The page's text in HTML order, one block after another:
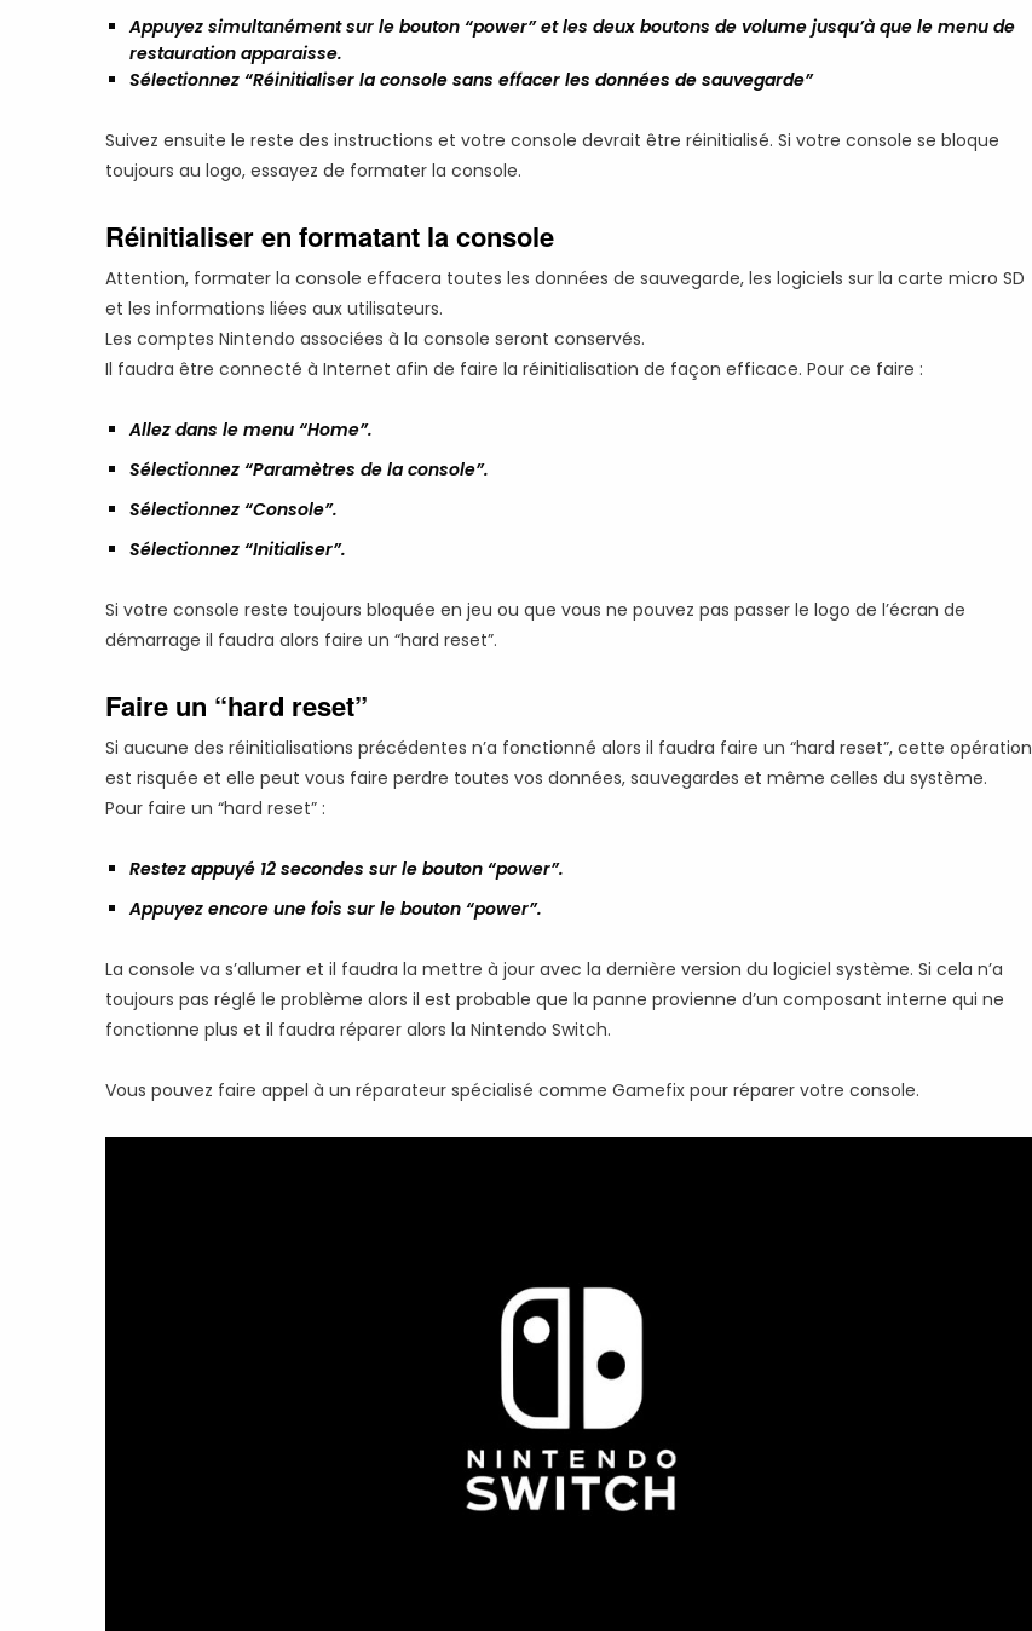
Appuyez simultanément sur le bouton “power” et les deux boutons de volume jusqu’à que le menu de
restauration apparaisse.
Sélectionnez “Réinitialiser la console sans effacer les données de sauvegarde”
Suivez ensuite le reste des instructions et votre console devrait être réinitialisé. Si votre console se bloque
toujours au logo, essayez de formater la console.
Réinitialiser en formatant la console
Attention, formater la console effacera toutes les données de sauvegarde, les logiciels sur la carte micro SD
et les informations liées aux utilisateurs.
Les comptes Nintendo associées à la console seront conservés.
Il faudra être connecté à Internet afin de faire la réinitialisation de façon efficace. Pour ce faire :
Allez dans le menu “Home”.
Sélectionnez “Paramètres de la console”.
Sélectionnez “Console”.
Sélectionnez “Initialiser”.
Si votre console reste toujours bloquée en jeu ou que vous ne pouvez pas passer le logo de l’écran de
démarrage il faudra alors faire un “hard reset”.
Faire un “hard reset”
Si aucune des réinitialisations précédentes n’a fonctionné alors il faudra faire un “hard reset”, cette opération
est risquée et elle peut vous faire perdre toutes vos données, sauvegardes et même celles du système.
Pour faire un “hard reset” :
Restez appuyé 12 secondes sur le bouton “power”.
Appuyez encore une fois sur le bouton “power”.
La console va s’allumer et il faudra la mettre à jour avec la dernière version du logiciel système. Si cela n’a
toujours pas réglé le problème alors il est probable que la panne provienne d’un composant interne qui ne
fonctionne plus et il faudra réparer alors la Nintendo Switch.
Vous pouvez faire appel à un réparateur spécialisé comme Gamefix pour réparer votre console.